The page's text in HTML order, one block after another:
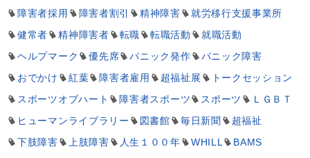
障害者採用
障害者割引 精神障害
就労移行支援事業所
健常者
精神障害者 転職 転職活動
就職活動
ヘルプマーク
優先席 パニック発作
パニック障害
おでかけ
紅葉 障害者雇用 超福祉展
トークセッション
スポーツオブハート
障害者スポーツ スポーツ
ＬＧＢＴ
ヒューマンライブラリー
図書館 毎日新聞
超福祉
下肢障害
上肢障害 人生１００年 WHILL
BAMS